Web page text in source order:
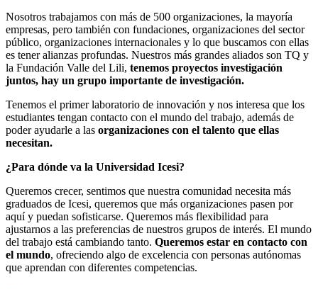
Nosotros trabajamos con más de 500 organizaciones, la mayoría
empresas, pero también con fundaciones, organizaciones del sector
público, organizaciones internacionales y lo que buscamos con ellas
es tener alianzas profundas. Nuestros más grandes aliados son TQ y
la Fundación Valle del Lili, tenemos proyectos investigación
juntos, hay un grupo importante de investigación.
Tenemos el primer laboratorio de innovación y nos interesa que los
estudiantes tengan contacto con el mundo del trabajo, además de
poder ayudarle a las organizaciones con el talento que ellas
necesitan.
¿Para dónde va la Universidad Icesi?
Queremos crecer, sentimos que nuestra comunidad necesita más
graduados de Icesi, queremos que más organizaciones pasen por
aquí y puedan sofisticarse. Queremos más flexibilidad para
ajustarnos a las preferencias de nuestros grupos de interés. El mundo
del trabajo está cambiando tanto. Queremos estar en contacto con
el mundo, ofreciendo algo de excelencia con personas autónomas
que aprendan con diferentes competencias.